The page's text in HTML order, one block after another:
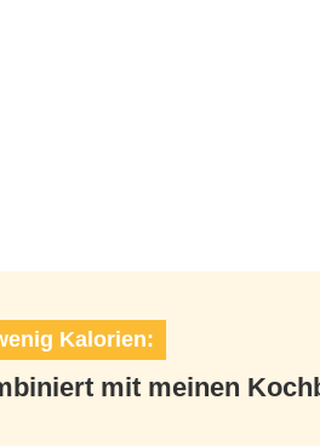
Kalorien:
mit meinen